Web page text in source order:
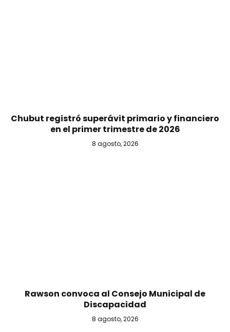
Chubut registró superávit primario y financiero
en el primer trimestre de 2026
8 agosto, 2026
Rawson convoca al Consejo Municipal de
Discapacidad
8 agosto, 2026